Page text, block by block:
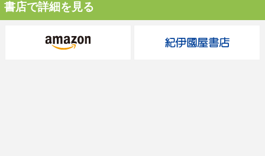
書店で詳細を見る